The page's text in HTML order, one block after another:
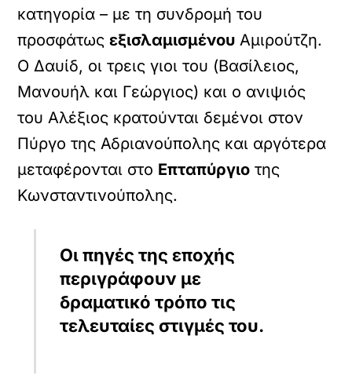
κατηγορία – με τη συνδρομή του
προσφάτωςεξισλαμισμένου Αμιρούτζη.
Ο Δαυίδ, οι τρεις γιοι του (Βασίλειος,
Μανουήλ και Γεώργιος) και ο ανιψιός
του Αλέξιος κρατούνται δεμένοι στον
Πύργο της Αδριανούπολης και αργότερα
μεταφέρονται στο Επταπύργιο της
Κωνσταντινούπολης.
Οι πηγές της εποχής
περιγράφουν με
δραματικό τρόπο τις
τελευταίες στιγμές του.